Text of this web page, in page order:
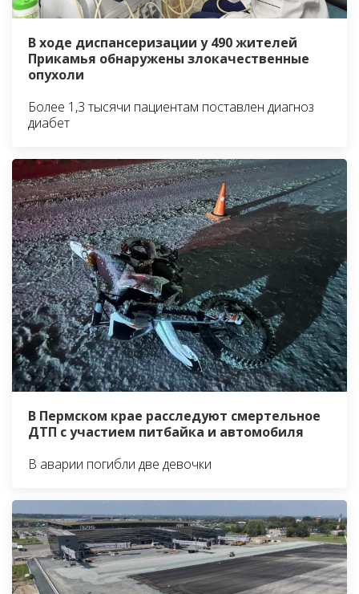
В ходе диспансеризации у 490 жителей
Прикамья обнаружены злокачественные
опухоли
Более 1,3 тысячи пациентам поставлен диагноз
диабет
В Пермском крае расследуют смертельное
ДТП с участием питбайка и автомобиля
В аварии погибли две девочки